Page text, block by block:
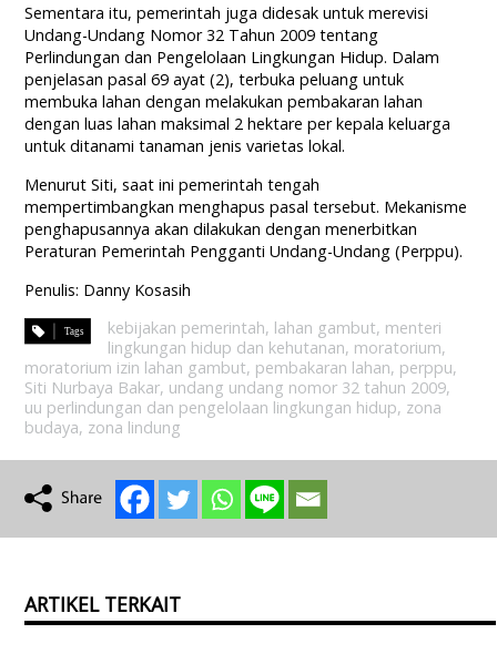
Sementara itu, pemerintah juga didesak untuk merevisi
Undang-Undang Nomor 32 Tahun 2009 tentang
Perlindungan dan Pengelolaan Lingkungan Hidup. Dalam
penjelasan pasal 69 ayat (2), terbuka peluang untuk
membuka lahan dengan melakukan pembakaran lahan
dengan luas lahan maksimal 2 hektare per kepala keluarga
untuk ditanami tanaman jenis varietas lokal.
Menurut Siti, saat ini pemerintah tengah
mempertimbangkan menghapus pasal tersebut. Mekanisme
penghapusannya akan dilakukan dengan menerbitkan
Peraturan Pemerintah Pengganti Undang-Undang (Perppu).
Penulis: Danny Kosasih
kebijakan pemerintah, lahan gambut, menteri
lingkungan hidup dan kehutanan, moratorium,
moratorium izin lahan gambut, pembakaran lahan, perppu,
Siti Nurbaya Bakar, undang undang nomor 32 tahun 2009,
uu perlindungan dan pengelolaan lingkungan hidup, zona
budaya, zona lindung
ARTIKEL TERKAIT